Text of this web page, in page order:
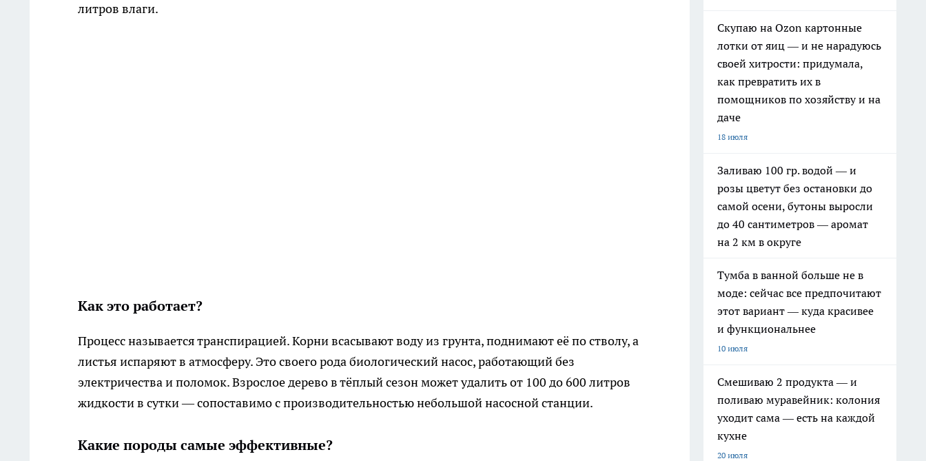
литров влаги.
Как это работает?
Процесс называется транспирацией. Корни всасывают воду из грунта, поднимают её по стволу, а
листья испаряют в атмосферу. Это своего рода биологический насос, работающий без
электричества и поломок. Взрослое дерево в тёплый сезон может удалить от 100 до 600 литров
жидкости в сутки — сопоставимо с производительностью небольшой насосной станции.
Какие породы самые эффективные?
Скупаю на Ozon картонные
лотки от яиц — и не нарадуюсь
своей хитрости: придумала,
как превратить их в
помощников по хозяйству и на
даче
18 июля
Заливаю 100 гр. водой — и
розы цветут без остановки до
самой осени, бутоны выросли
до 40 сантиметров — аромат
на 2 км в округе
Тумба в ванной больше не в
моде: сейчас все предпочитают
этот вариант — куда красивее
и функциональнее
10 июля
Смешиваю 2 продукта — и
поливаю муравейник: колония
уходит сама — есть на каждой
кухне
20 июля